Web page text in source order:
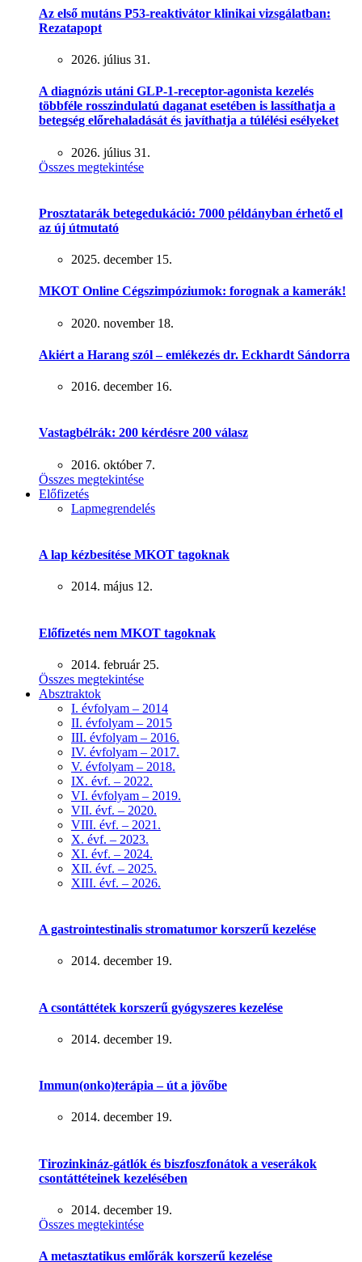
Az első mutáns P53-reaktivátor klinikai vizsgálatban:
Rezatapopt
2026. július 31.
A diagnózis utáni GLP-1-receptor-agonista kezelés
többféle rosszindulatú daganat esetében is lassíthatja a
betegség előrehaladását és javíthatja a túlélési esélyeket
2026. július 31.
Összes megtekintése
Prosztatarák betegedukáció: 7000 példányban érhető el
az új útmutató
2025. december 15.
MKOT Online Cégszimpóziumok: forognak a kamerák!
2020. november 18.
Akiért a Harang szól – emlékezés dr. Eckhardt Sándorra
2016. december 16.
Vastagbélrák: 200 kérdésre 200 válasz
2016. október 7.
Összes megtekintése
Előfizetés
Lapmegrendelés
A lap kézbesítése MKOT tagoknak
2014. május 12.
Előfizetés nem MKOT tagoknak
2014. február 25.
Összes megtekintése
Absztraktok
I. évfolyam – 2014
II. évfolyam – 2015
III. évfolyam – 2016.
IV. évfolyam – 2017.
V. évfolyam – 2018.
IX. évf. – 2022.
VI. évfolyam – 2019.
VII. évf. – 2020.
VIII. évf. – 2021.
X. évf. – 2023.
XI. évf. – 2024.
XII. évf. – 2025.
XIII. évf. – 2026.
A gastrointestinalis stromatumor korszerű kezelése
2014. december 19.
A csontáttétek korszerű gyógyszeres kezelése
2014. december 19.
Immun(onko)terápia – út a jövőbe
2014. december 19.
Tirozinkináz-gátlók és biszfoszfonátok a veserákok
csontáttéteinek kezelésében
2014. december 19.
Összes megtekintése
A metasztatikus emlőrák korszerű kezelése